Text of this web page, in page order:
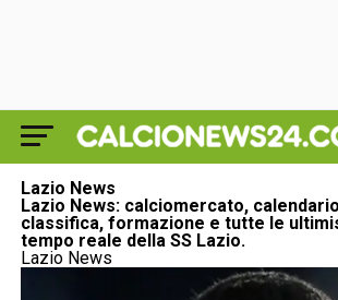
Lazio News
Lazio News: calciomercato,
classifica, formazione e tutte le
tempo reale della SS Lazio.
Lazio News